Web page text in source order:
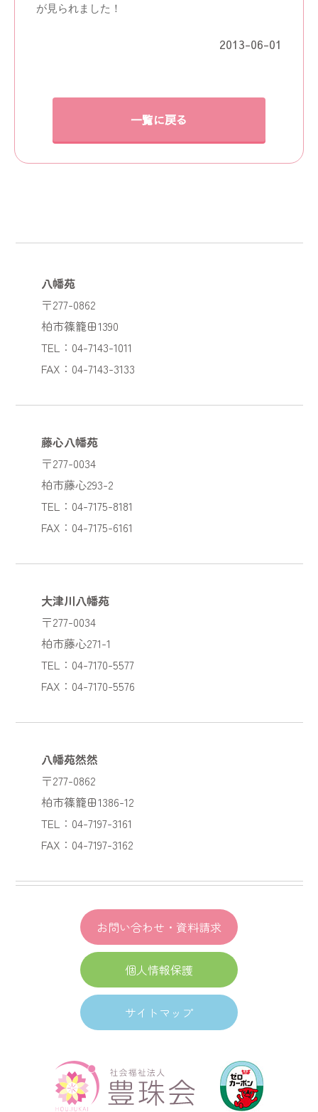
が見られました！
2013-06-01
一覧に戻る
八幡苑
〒277-0862
柏市篠籠田1390
TEL：04-7143-1011
FAX：04-7143-3133
藤心八幡苑
〒277-0034
柏市藤心293-2
TEL：04-7175-8181
FAX：04-7175-6161
大津川八幡苑
〒277-0034
柏市藤心271-1
TEL：04-7170-5577
FAX：04-7170-5576
八幡苑然然
〒277-0862
柏市篠籠田1386-12
TEL：04-7197-3161
FAX：04-7197-3162
お問い合わせ・資料請求
個人情報保護
サイトマップ